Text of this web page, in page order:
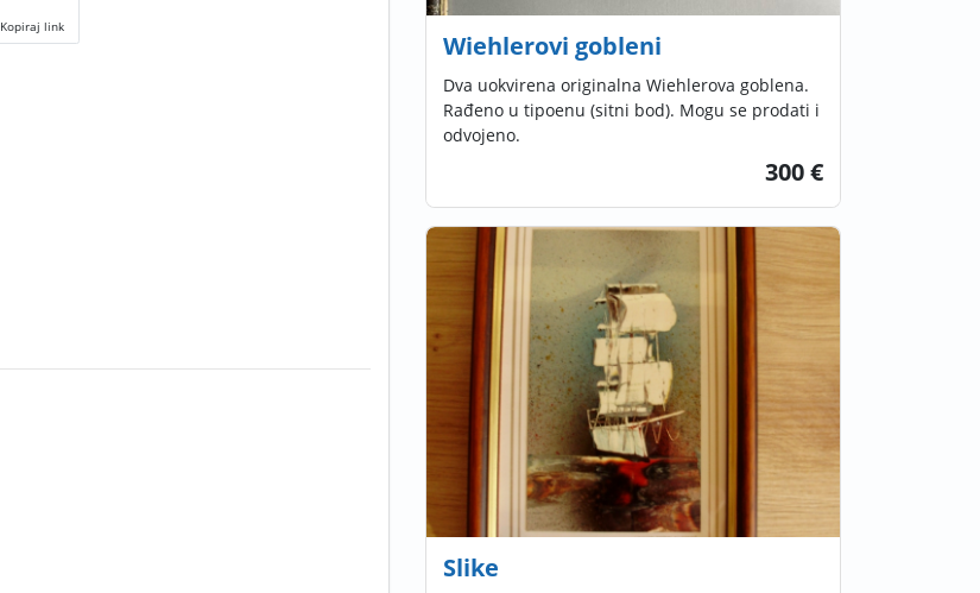
Kopiraj link
Wiehlerovi gobleni
Dva uokvirena originalna Wiehlerova goblena.
Rađeno u tipoenu (sitni bod). Mogu se prodati i
odvojeno.
300 €
Slike